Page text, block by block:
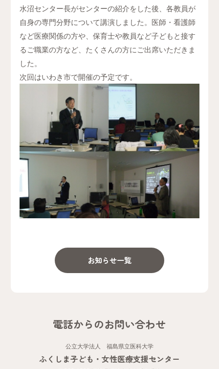
水沼センター長がセンターの紹介をした後、各教員が
自身の専門分野について講演しました。医師・看護師
など医療関係の方や、保育士や教員など子どもと接す
るご職業の方など、たくさんの方にご出席いただきま
した。
次回はいわき市で開催の予定です。
お知らせ一覧
電話からのお問い合わせ
公立大学法人 福島県立医科大学
ふくしま子ども・女性医療支援センター